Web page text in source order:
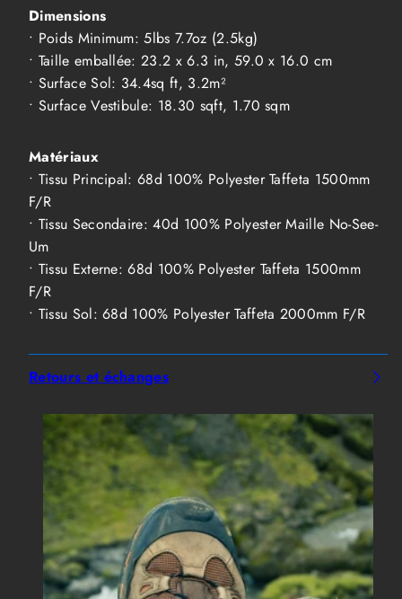
Dimensions
• Poids Minimum: 5lbs 7.7oz (2.5kg)
• Taille emballée: 23.2 x 6.3 in, 59.0 x 16.0 cm
• Surface Sol: 34.4sq ft, 3.2m²
• Surface Vestibule: 18.30 sqft, 1.70 sqm
Matériaux
• Tissu Principal: 68d 100% Polyester Taffeta 1500mm
F/R
• Tissu Secondaire: 40d 100% Polyester Maille No-See-
Um
• Tissu Externe: 68d 100% Polyester Taffeta 1500mm
F/R
• Tissu Sol: 68d 100% Polyester Taffeta 2000mm F/R
Retours et échanges